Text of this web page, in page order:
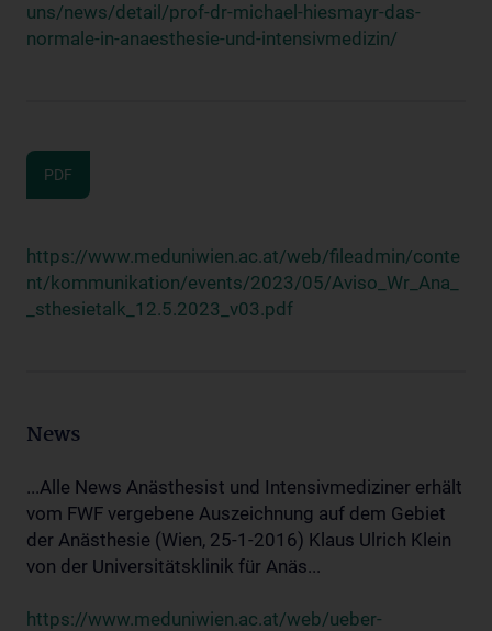
uns/news/detail/prof-dr-michael-hiesmayr-das-
normale-in-anaesthesie-und-intensivmedizin/
PDF
https://www.meduniwien.ac.at/web/fileadmin/conte
nt/kommunikation/events/2023/05/Aviso_Wr_Ana_
_sthesietalk_12.5.2023_v03.pdf
News
...Alle News Anästhesist und Intensivmediziner erhält
vom FWF vergebene Auszeichnung auf dem Gebiet
der Anästhesie (Wien, 25-1-2016) Klaus Ulrich Klein
von der Universitätsklinik für Anäs...
https://www.meduniwien.ac.at/web/ueber-